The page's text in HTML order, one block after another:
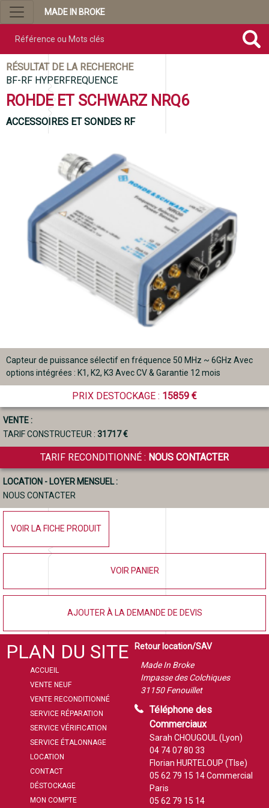
MADE IN BROKE
RÉSULTAT DE LA RECHERCHE
BF-RF HYPERFREQUENCE
ROHDE ET SCHWARZ NRQ6
ACCESSOIRES ET SONDES RF
Capteur de puissance sélectif en fréquence 50 MHz ~ 6GHz Avec
options intégrées : K1, K2, K3 Avec CV & Garantie 12 mois
PRIX DESTOCKAGE : 15859 €
VENTE :
TARIF CONSTRUCTEUR : 31717 €
TARIF RECONDITIONNÉ : NOUS CONTACTER
LOCATION - LOYER MENSUEL :
NOUS CONTACTER
VOIR LA FICHE PRODUIT
VOIR PANIER
AJOUTER À LA DEMANDE DE DEVIS
PLAN DU SITE
ACCUEIL
VENTE NEUF
VENTE RECONDITIONNÉ
SERVICE RÉPARATION
SERVICE VÉRIFICATION
SERVICE ÉTALONNAGE
LOCATION
CONTACT
DÉSTOCKAGE
MON COMPTE
Retour location/SAV
Made In Broke
Impasse des Colchiques
31150 Fenouillet
Téléphone des
Commerciaux
Sarah CHOUGOUL (Lyon)
04 74 07 80 33
Florian HURTELOUP (Tlse)
05 62 79 15 14Commercial
Paris
05 62 79 15 14